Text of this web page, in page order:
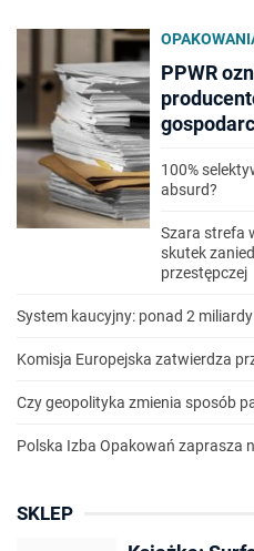
PPWR
100%
absurd?
Szara strefa
skutek
przestępczej
System kaucyjny: ponad 2
Komisja Europejska zatwierdza
Czy geopolityka zmienia sposób
Polska Izba Opakowań zaprasza
SKLEP